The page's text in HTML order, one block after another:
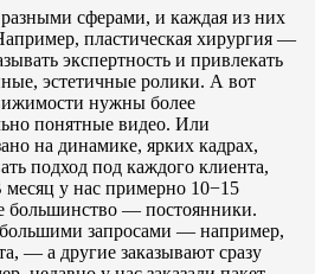
сферами, и каждая из них
пластическая хирургия —
экспертность и привлекать
эстетичные ролики. А вот
нужны более
понятные видео. Или
на динамике, ярких кадрах,
подход под каждого клиента,
месяц у нас примерно 10−15
большинство — постоянники.
запросами — например,
— а другие заказывают сразу